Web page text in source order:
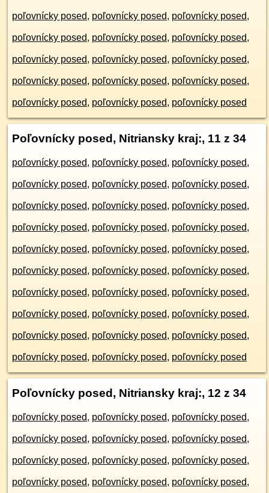
poľovnícky posed, poľovnícky posed, poľovnícky posed,
poľovnícky posed, poľovnícky posed, poľovnícky posed,
poľovnícky posed, poľovnícky posed, poľovnícky posed,
poľovnícky posed, poľovnícky posed, poľovnícky posed,
poľovnícky posed, poľovnícky posed, poľovnícky posed
Poľovnícky posed, Nitriansky kraj:, 11 z 34
poľovnícky posed, poľovnícky posed, poľovnícky posed,
poľovnícky posed, poľovnícky posed, poľovnícky posed,
poľovnícky posed, poľovnícky posed, poľovnícky posed,
poľovnícky posed, poľovnícky posed, poľovnícky posed,
poľovnícky posed, poľovnícky posed, poľovnícky posed,
poľovnícky posed, poľovnícky posed, poľovnícky posed,
poľovnícky posed, poľovnícky posed, poľovnícky posed,
poľovnícky posed, poľovnícky posed, poľovnícky posed,
poľovnícky posed, poľovnícky posed, poľovnícky posed,
poľovnícky posed, poľovnícky posed, poľovnícky posed
Poľovnícky posed, Nitriansky kraj:, 12 z 34
poľovnícky posed, poľovnícky posed, poľovnícky posed,
poľovnícky posed, poľovnícky posed, poľovnícky posed,
poľovnícky posed, poľovnícky posed, poľovnícky posed,
poľovnícky posed, poľovnícky posed, poľovnícky posed,